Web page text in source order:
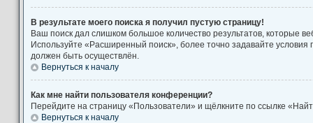
В результате моего поиска я получил пустую страницу!
Ваш поиск дал слишком большое количество результатов, которые
Используйте «Расширенный поиск», более точно задавайте
должен быть осуществлён.
Вернуться к началу
Как мне найти пользователя конференции?
Перейдите на страницу «Пользователи» и щёлкните по ссылке
Вернуться к началу